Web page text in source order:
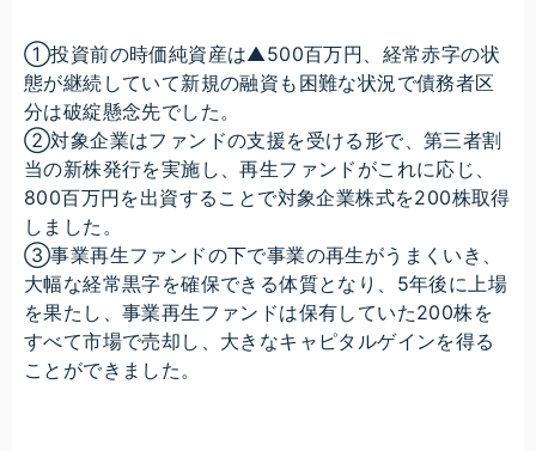
①投資前の時価純資産は▲500百万円、経常赤字の状
態が継続していて新規の融資も困難な状況で債務者区
分は破綻懸念先でした。
②対象企業はファンドの支援を受ける形で、第三者割
当の新株発行を実施し、再生ファンドがこれに応じ、
800百万円を出資することで対象企業株式を200株取得
しました。
③事業再生ファンドの下で事業の再生がうまくいき、
大幅な経常黒字を確保できる体質となり、5年後に上場
を果たし、事業再生ファンドは保有していた200株を
すべて市場で売却し、大きなキャピタルゲインを得る
ことができました。